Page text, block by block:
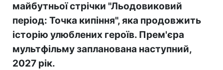
майбутньої стрічки "Льодовиковий
період: Точка кипіння", яка продовжить
історію улюблених героїв. Прем'єра
мультфільму запланована наступний,
2027 рік.